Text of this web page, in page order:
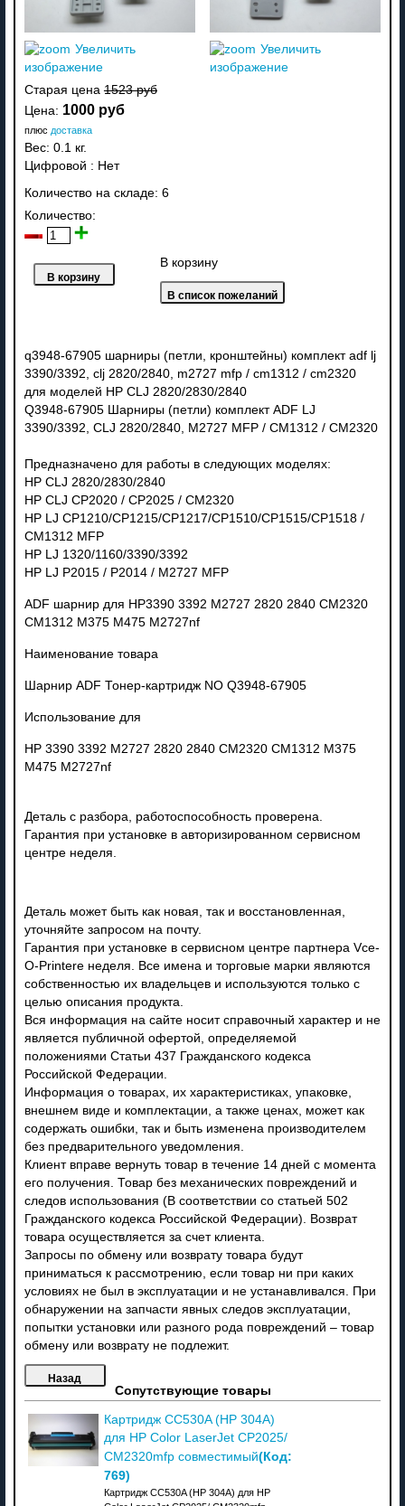
Увеличить
изображение
Увеличить
изображение
Старая цена 1523 руб
Цена: 1000 руб
плюс доставка
Вес: 0.1 кг.
Цифровой : Нет
Количество на складе: 6
Количество:
В корзину
q3948-67905 шарниры (петли, кронштейны) комплект adf lj
3390/3392, clj 2820/2840, m2727 mfp / cm1312 / cm2320
для моделей HP CLJ 2820/2830/2840
Q3948-67905 Шарниры (петли) комплект ADF LJ
3390/3392, CLJ 2820/2840, M2727 MFP / CM1312 / CM2320
Предназначено для работы в следующих моделях:
HP CLJ 2820/2830/2840
HP CLJ CP2020 / CP2025 / CM2320
HP LJ CP1210/CP1215/CP1217/CP1510/CP1515/CP1518 /
CM1312 MFP
HP LJ 1320/1160/3390/3392
HP LJ P2015 / P2014 / M2727 MFP
ADF шарнир для HP3390 3392 M2727 2820 2840 CM2320
CM1312 M375 M475 M2727nf
Наименование товара
Шарнир ADF Тонер-картридж NO Q3948-67905
Использование для
HP 3390 3392 M2727 2820 2840 CM2320 CM1312 M375
M475 M2727nf
Деталь с разбора, работоспособность проверена.
Гарантия при установке в авторизированном сервисном
центре неделя.
Деталь может быть как новая, так и восстановленная,
уточняйте запросом на почту.
Гарантия при установке в сервисном центре партнера Vce-
O-Printere неделя. Все имена и торговые марки являются
собственностью их владельцев и используются только с
целью описания продукта.
Вся информация на сайте носит справочный характер и не
является публичной офертой, определяемой
положениями Статьи 437 Гражданского кодекса
Российской Федерации.
Информация о товарах, их характеристиках, упаковке,
внешнем виде и комплектации, а также ценах, может как
содержать ошибки, так и быть изменена производителем
без предварительного уведомления.
Клиент вправе вернуть товар в течение 14 дней с момента
его получения. Товар без механических повреждений и
следов использования (В соответствии со статьей 502
Гражданского кодекса Российской Федерации). Возврат
товара осуществляется за счет клиента.
Запросы по обмену или возврату товара будут
приниматься к рассмотрению, если товар ни при каких
условиях не был в эксплуатации и не устанавливался. При
обнаружении на запчасти явных следов эксплуатации,
попытки установки или разного рода повреждений – товар
обмену или возврату не подлежит.
Сопутствующие товары
Картридж CC530A (HP 304A)
для HP Color LaserJet CP2025/
CM2320mfp совместимый(Код:
769)
Картридж CC530A (HP 304A) для HP